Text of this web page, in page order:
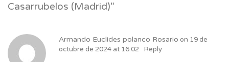
Casarrubelos (Madrid)”
Armando Euclides polanco Rosario on 19 de
octubre de 2024 at 16:02
Reply